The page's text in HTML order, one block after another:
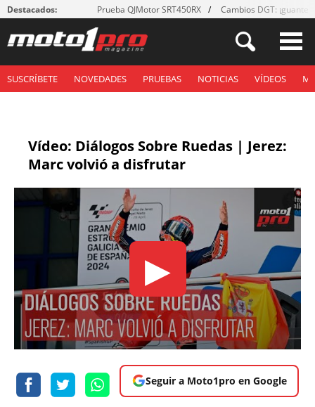
Destacados: Prueba QJMotor SRT450RX Cambios DGT: ¡guantes!
SUSCRÍBETE NOVEDADES PRUEBAS NOTICIAS VÍDEOS
Vídeo: Diálogos Sobre Ruedas | Jerez:
Marc volvió a disfrutar
▶
Seguir a Moto1pro en Google